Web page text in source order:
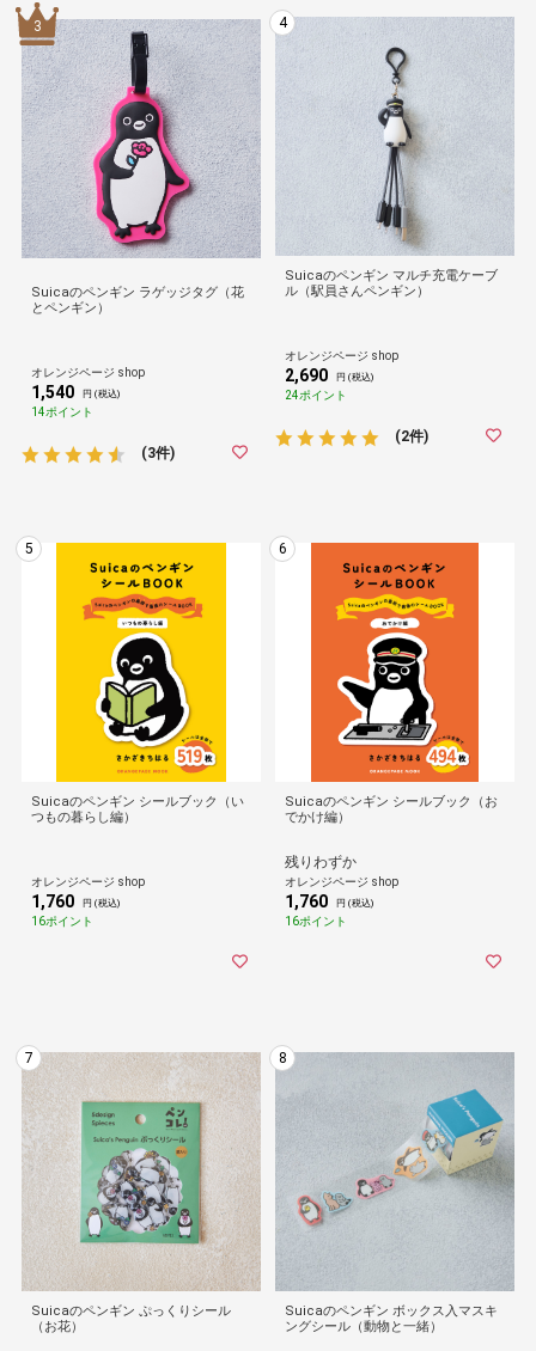
3
Suicaのペンギン ラゲッジタグ（花
とペンギン）
オレンジページ shop
1,540 円 (税込)
14ポイント
(3件)
4
Suicaのペンギン マルチ充電ケーブ
ル（駅員さんペンギン）
オレンジページ shop
2,690 円 (税込)
24ポイント
(2件)
5
Suicaのペンギン シールブック（い
つもの暮らし編）
オレンジページ shop
1,760 円 (税込)
16ポイント
6
Suicaのペンギン シールブック（お
でかけ編）
残りわずか
オレンジページ shop
1,760 円 (税込)
16ポイント
7
Suicaのペンギン ぷっくりシール
（お花）
8
Suicaのペンギン ボックス入マスキ
ングシール（動物と一緒）